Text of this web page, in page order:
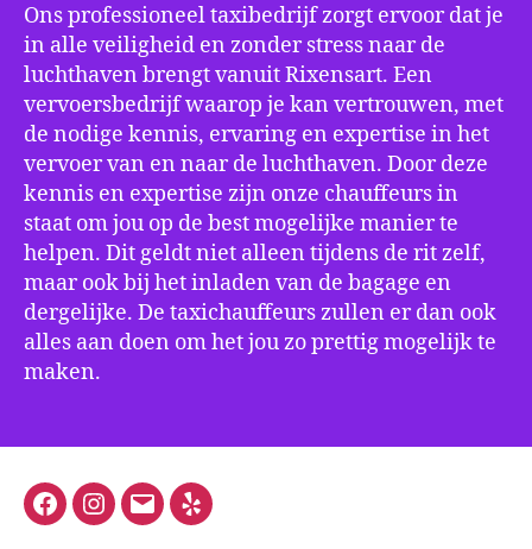
Ons professioneel taxibedrijf zorgt ervoor dat je
in alle veiligheid en zonder stress naar de
luchthaven brengt vanuit Rixensart. Een
vervoersbedrijf waarop je kan vertrouwen, met
de nodige kennis, ervaring en expertise in het
vervoer van en naar de luchthaven. Door deze
kennis en expertise zijn onze chauffeurs in
staat om jou op de best mogelijke manier te
helpen. Dit geldt niet alleen tijdens de rit zelf,
maar ook bij het inladen van de bagage en
dergelijke. De taxichauffeurs zullen er dan ook
alles aan doen om het jou zo prettig mogelijk te
maken.
FacebookInstagram
E-
Yelp